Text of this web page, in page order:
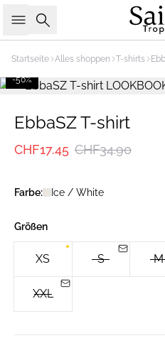
Suche
Startseite Alles shoppen T-shirts
-50%
EbbaSZ T-shirt
CHF17.45 CHF34.90
Farbe: Ice / White
Größen
XS S M
XXL